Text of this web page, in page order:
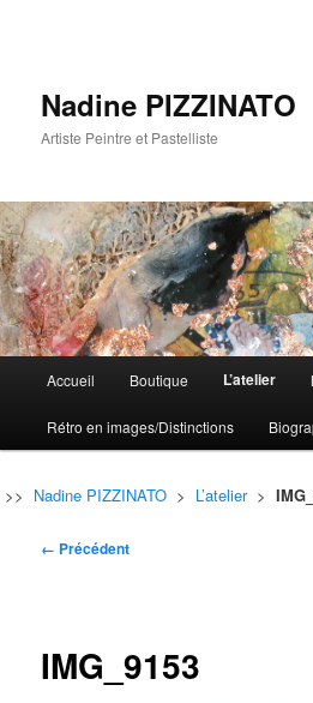
Nadine PIZZINATO
Artiste Peintre et Pastelliste
principal
Aller
au
contenu
principal
Aller
au
contenu
secondaire
Accueil Boutique L’atelier
Rétro en images/Distinctions
>> Nadine PIZZINATO > L’atelier>
Navigation
← Précédent
IMG_9153